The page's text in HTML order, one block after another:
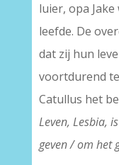
luier, opa
leefde. De
dat zij hun
voortdurend
Catullus het
Leven, Lesbia,
geven / om het